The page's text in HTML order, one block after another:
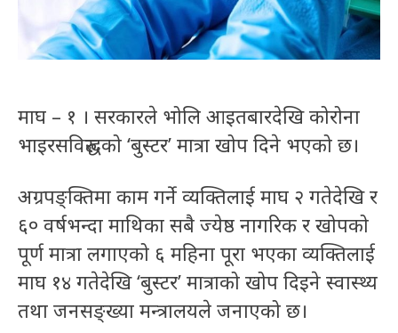
माघ – १ । सरकारले भोलि आइतबारदेखि कोरोना
भाइरसविरुद्धको ‘बुस्टर’ मात्रा खोप दिने भएको छ।
अग्रपङ्क्तिमा काम गर्ने व्यक्तिलाई माघ २ गतेदेखि र
६० वर्षभन्दा माथिका सबै ज्येष्ठ नागरिक र खोपको
पूर्ण मात्रा लगाएको ६ महिना पूरा भएका व्यक्तिलाई
माघ १४ गतेदेखि ‘बुस्टर’ मात्राको खोप दिइने स्वास्थ्य
तथा जनसङ्ख्या मन्त्रालयले जनाएको छ।